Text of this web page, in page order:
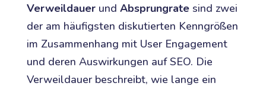
Verweildauerund Absprungratesind zwei
der am häufigsten diskutierten Kenngrößen
im Zusammenhang mit User Engagement
und deren Auswirkungen auf SEO. Die
Verweildauer beschreibt, wie lange ein